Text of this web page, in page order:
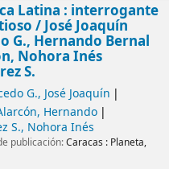
Latina : interrogante
/José Joaquín
G., Hernando Bernal
Nohora Inés
S.
G., José Joaquín
Hernando
S., Nohora Inés
publicación:Caracas : Planeta,